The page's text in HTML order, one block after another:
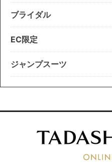
ブライダル
EC限定
ジャンプスーツ